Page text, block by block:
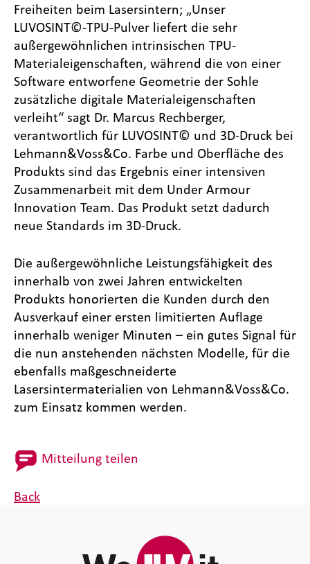
Freiheiten beim Lasersintern; „Unser
LUVOSINT©-TPU-Pulver liefert die sehr
außergewöhnlichen intrinsischen TPU-
Materialeigenschaften, während die von einer
Software entworfene Geometrie der Sohle
zusätzliche digitale Materialeigenschaften
verleiht“ sagt Dr. Marcus Rechberger,
verantwortlich für LUVOSINT© und 3D-Druck bei
Lehmann&Voss&Co. Farbe und Oberfläche des
Produkts sind das Ergebnis einer intensiven
Zusammenarbeit mit dem Under Armour
Innovation Team. Das Produkt setzt dadurch
neue Standards im 3D-Druck.
Die außergewöhnliche Leistungsfähigkeit des
innerhalb von zwei Jahren entwickelten
Produkts honorierten die Kunden durch den
Ausverkauf einer ersten limitierten Auflage
innerhalb weniger Minuten – ein gutes Signal für
die nun anstehenden nächsten Modelle, für die
ebenfalls maßgeschneiderte
Lasersintermaterialien von Lehmann&Voss&Co.
zum Einsatz kommen werden.
Mitteilung teilen
Back